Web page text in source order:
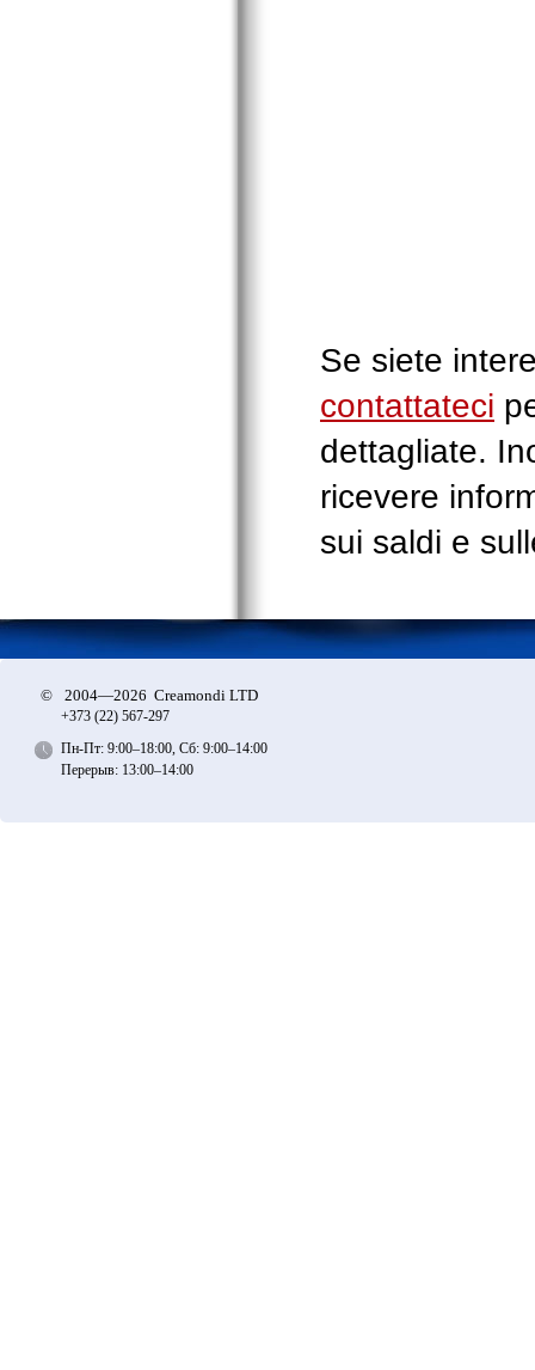
Se siete
contattateci
dettagliate.
ricevere
sui saldi e
© 2004—2026 Creamondi LTD
+373 (22) 567-297
Пн-Пт: 9:00–18:00, Сб: 9:00–14:00
Перерыв: 13:00–14:00